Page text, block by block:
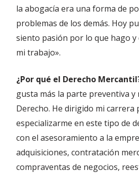
la abogacía era una forma de
problemas de los demás. Hoy
siento pasión por lo que hago
mi trabajo».
¿Por qué el Derecho
gusta más la parte preventiva y
Derecho. He dirigido mi carrera
especializarme en este tipo de
con el asesoramiento a la
adquisiciones, contratación
compraventas de negocios,